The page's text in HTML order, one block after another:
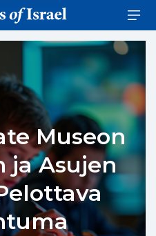
Museon
ja Asujen